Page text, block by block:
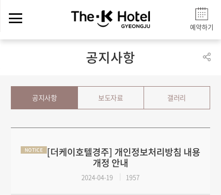
예약하기
공지사항
공지사항 보도자료 갤러리
NOTICE [더케이호텔경주] 개인정보처리방침 내용
개정 안내
2024-04-19 1957